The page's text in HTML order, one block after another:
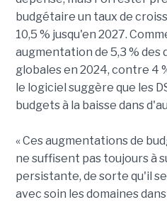
budgétaire un taux de
10,5 % jusqu'en 2027.
augmentation de 5,3 %
globales en 2024, contre 4
le logiciel suggère que les
budgets à la baisse dans
« Ces augmentations de
ne suffisent pas toujours à
persistante, de sorte qu'il
avec soin les domaines